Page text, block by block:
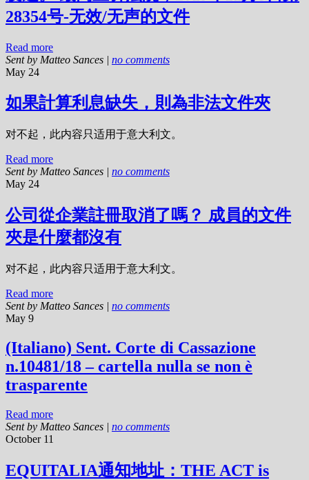
28354号-无效/无声的文件
Read more
Sent by Matteo Sances | no comments
May 24
如果計算利息缺失，則為非法文件夾
对不起，此内容只适用于意大利文。
Read more
Sent by Matteo Sances | no comments
May 24
公司從企業註冊取消了嗎？ 成員的文件
夾是什麼都沒有
对不起，此内容只适用于意大利文。
Read more
Sent by Matteo Sances | no comments
May 9
(Italiano) Sent. Corte di Cassazione
n.10481/18 – cartella nulla se non è
trasparente
Read more
Sent by Matteo Sances | no comments
October 11
EQUITALIA通知地址：THE ACT is